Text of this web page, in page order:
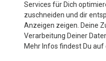
Services für Dich
zuschneiden und dir
Anzeigen zeigen. Deine
Verarbeitung Deiner
Mehr Infos findest Du auf